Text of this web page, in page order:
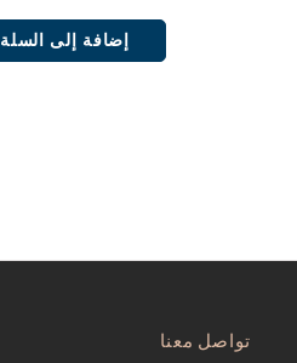
إضافة إلى السلة
تواصل معنا